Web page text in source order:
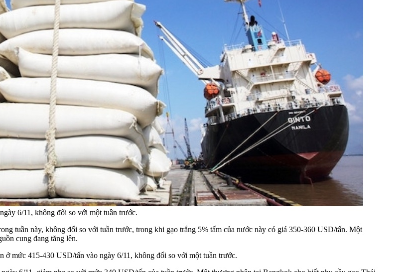
6/11, không đổi so với một tuần trước.
tuần này, không đổi so với tuần trước, trong khi gạo trắng 5% tấm của nước này có giá 350-360 USD/tấn. Một
cung đang tăng lên.
mức 415-430 USD/tấn vào ngày 6/11, không đổi so với một tuần trước.